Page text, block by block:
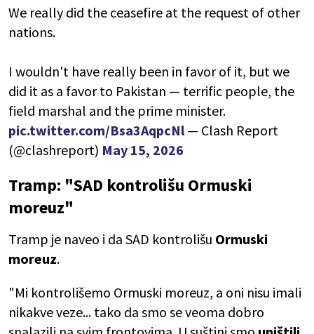
We really did the ceasefire at the request of other
nations.
I wouldn't have really been in favor of it, but we
did it as a favor to Pakistan — terrific people, the
field marshal and the prime minister.
pic.twitter.com/Bsa3AqpcNl— Clash Report
(@clashreport) May 15, 2026
Tramp: "SAD kontrolišu Ormuski
moreuz"
Tramp je naveo i da SAD kontrolišu Ormuski
moreuz.
"Mi kontrolišemo Ormuski moreuz, a oni nisu imali
nikakve veze... tako da smo se veoma dobro